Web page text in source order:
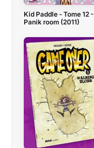
Kid Paddle - Tome 12 -
Panik room (2011)